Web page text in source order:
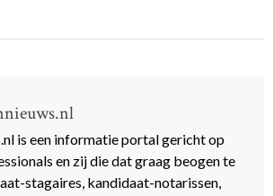
is een informatie portal gericht op
en zij die dat graag beogen te
stagaires, kandidaat-notarissen,